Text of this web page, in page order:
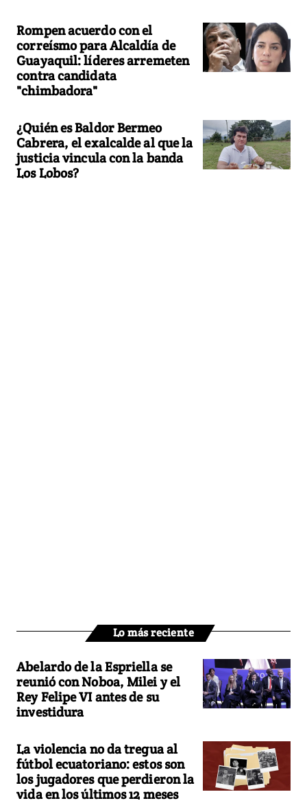
Rompen acuerdo con el
correísmo para Alcaldía de
Guayaquil: líderes arremeten
contra candidata
"chimbadora"
¿Quién es Baldor Bermeo
Cabrera, el exalcalde al que la
justicia vincula con la banda
Los Lobos?
Lo más reciente
Abelardo de la Espriella se
reunió con Noboa, Milei y el
Rey Felipe VI antes de su
investidura
La violencia no da tregua al
fútbol ecuatoriano: estos son
los jugadores que perdieron la
vida en los últimos 12 meses